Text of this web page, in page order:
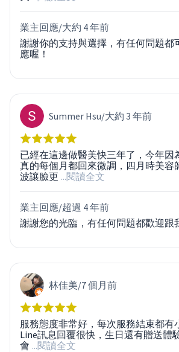
業主回應/大約 4 年前
謝謝你的支持與選擇，有任何問題都
應喔！
Summer Hsu/大約 3 年前
已經在這邊做醫美快三年了，今年因
真的每個月都回來微調，四月時美容
波讓臉更 ...閱讀全文
業主回應/超過 4 年前
謝謝您的光臨，有任何問題都歡迎跟
林佳美/7 個月前
服務態度非常好，每次服務結束都有
Line訊息回覆很快，生日還有贈送體
會 ...閱讀全文